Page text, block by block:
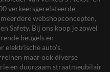
verkeersgerelateerde
webshopconcepten,
Safety. Bij ons koop je zowel
beugels en
elektrische auto’s,
maar ook diverse
en duurzaam straatmeubilair